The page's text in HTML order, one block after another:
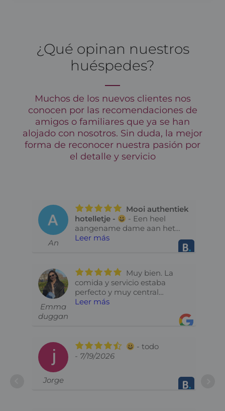
¿Qué opinan nuestros
huéspedes?
Muchos de los nuevos clientes nos
conocen por las recomendaciones de
amigos o familiares que ya se han
alojado con nosotros. Sin duda, la mejor
forma de reconocer nuestra pasión por
el detalle y servicio
An
Mooi authentiek
hotelletje
- Een heel
aangename dame aan het
onthaal. Supervriendelijk.
-
Niets viel me tegen. Alleen was
en niet rechtstreeks aan het
hotel gebonden.- 7/27/2026
Leer más
Emma
duggan
comida y servicio estaba
perfecto y muy central
también
Leer más
Jorge
- todo
- 7/19/2026